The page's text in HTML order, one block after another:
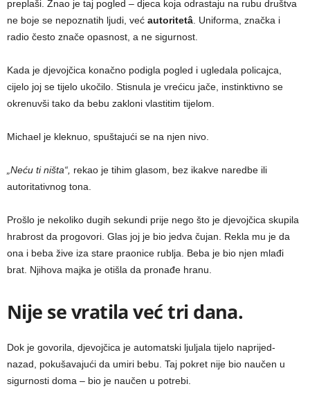
preplaši. Znao je taj pogled – djeca koja odrastaju na rubu društva
ne boje se nepoznatih ljudi, već autoritetâ. Uniforma, značka i
radio često znače opasnost, a ne sigurnost.
Kada je djevojčica konačno podigla pogled i ugledala policajca,
cijelo joj se tijelo ukočilo. Stisnula je vrećicu jače, instinktivno se
okrenuvši tako da bebu zakloni vlastitim tijelom.
Michael je kleknuo, spuštajući se na njen nivo.
„Neću ti ništa“, rekao je tihim glasom, bez ikakve naredbe ili
autoritativnog tona.
Prošlo je nekoliko dugih sekundi prije nego što je djevojčica skupila
hrabrost da progovori. Glas joj je bio jedva čujan. Rekla mu je da
ona i beba žive iza stare praonice rublja. Beba je bio njen mlađi
brat. Njihova majka je otišla da pronađe hranu.
Nije se vratila već tri dana.
Dok je govorila, djevojčica je automatski ljuljala tijelo naprijed-
nazad, pokušavajući da umiri bebu. Taj pokret nije bio naučen u
sigurnosti doma – bio je naučen u potrebi.